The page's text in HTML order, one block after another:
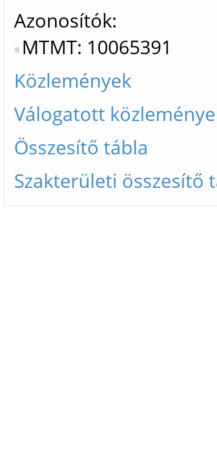
Azonosítók
MTMT: 10065391
Közlemények
Válogatott
Összesítő tábla
Szakterületi összesítő